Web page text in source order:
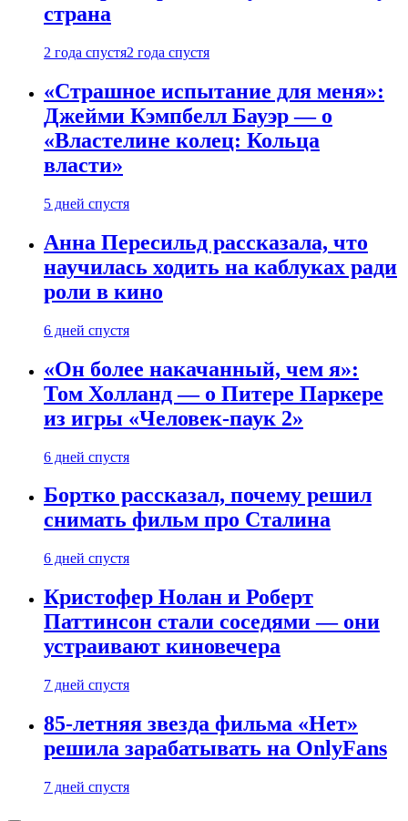
страна
2 года спустя2 года спустя
«Страшное испытание для меня»:
Джейми Кэмпбелл Бауэр — о
«Властелине колец: Кольца
власти»
5 дней спустя
Анна Пересильд рассказала, что
научилась ходить на каблуках ради
роли в кино
6 дней спустя
«Он более накачанный, чем я»:
Том Холланд — о Питере Паркере
из игры «Человек-паук 2»
6 дней спустя
Бортко рассказал, почему решил
снимать фильм про Сталина
6 дней спустя
Кристофер Нолан и Роберт
Паттинсон стали соседями — они
устраивают киновечера
7 дней спустя
85-летняя звезда фильма «Нет»
решила зарабатывать на OnlyFans
7 дней спустя